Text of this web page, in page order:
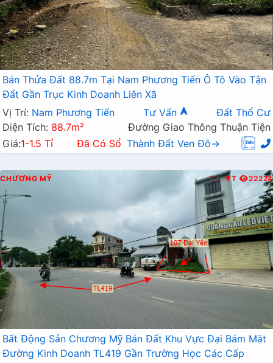
Bán Thửa Đất 88.7m Tại Nam Phương Tiến Ô Tô Vào Tận
Đất Gần Trục Kinh Doanh Liên Xã
Vị Trí: Nam Phương Tiến Tư Vấn
Đất Thổ Cư
Diện Tích: 88.7m²
Đường Giao Thông Thuận Tiện
Giá:1-1.5 Tỉ Đã Có Sổ Thành Đất Ven Đô→
CHƯƠNG MỸ T.L T 22224
Bất Động Sản Chương Mỹ Bán Đất Khu Vực Đại Bám Mặt
Đường Kinh Doanh TL419 Gần Trường Học Các Cấp